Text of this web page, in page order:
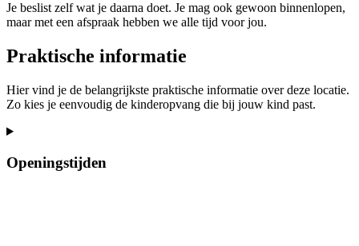
Je beslist zelf wat je daarna doet. Je mag ook gewoon binnenlopen,
maar met een afspraak hebben we alle tijd voor jou.
Praktische informatie
Hier vind je de belangrijkste praktische informatie over deze locatie.
Zo kies je eenvoudig de kinderopvang die bij jouw kind past.
Openingstijden